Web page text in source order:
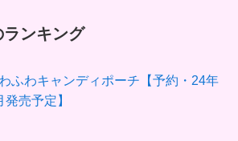
ンキング
ふわキャンディポーチ【予約・24年
発売予定】